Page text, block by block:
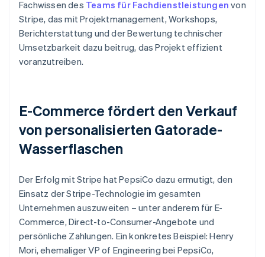
Fachwissen des Teams für Fachdienstleistungen von
Stripe, das mit Projektmanagement, Workshops,
Berichterstattung und der Bewertung technischer
Umsetzbarkeit dazu beitrug, das Projekt effizient
voranzutreiben.
E-Commerce fördert den Verkauf
von personalisierten Gatorade-
Wasserflaschen
Der Erfolg mit Stripe hat PepsiCo dazu ermutigt, den
Einsatz der Stripe-Technologie im gesamten
Unternehmen auszuweiten – unter anderem für E-
Commerce, Direct-to-Consumer-Angebote und
persönliche Zahlungen. Ein konkretes Beispiel: Henry
Mori, ehemaliger VP of Engineering bei PepsiCo,